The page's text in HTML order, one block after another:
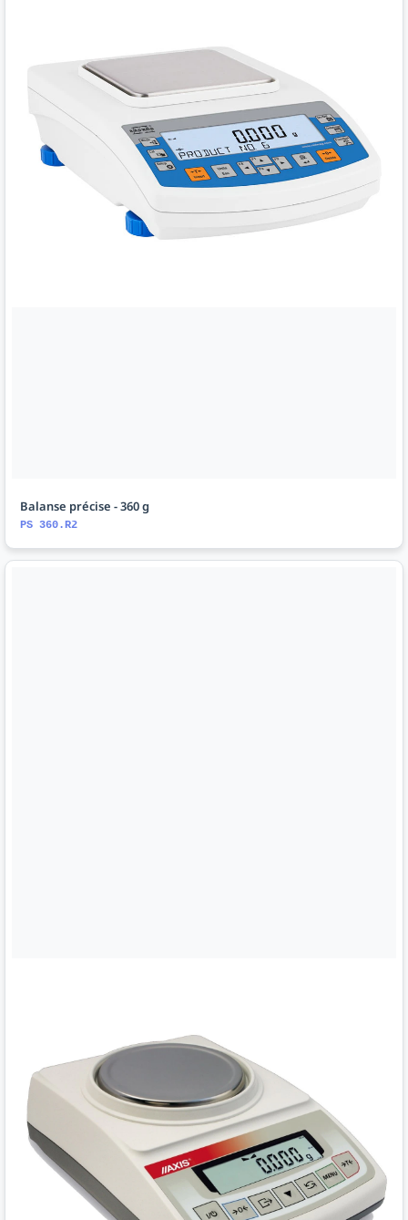
Balanse précise - 360 g
PS 360.R2